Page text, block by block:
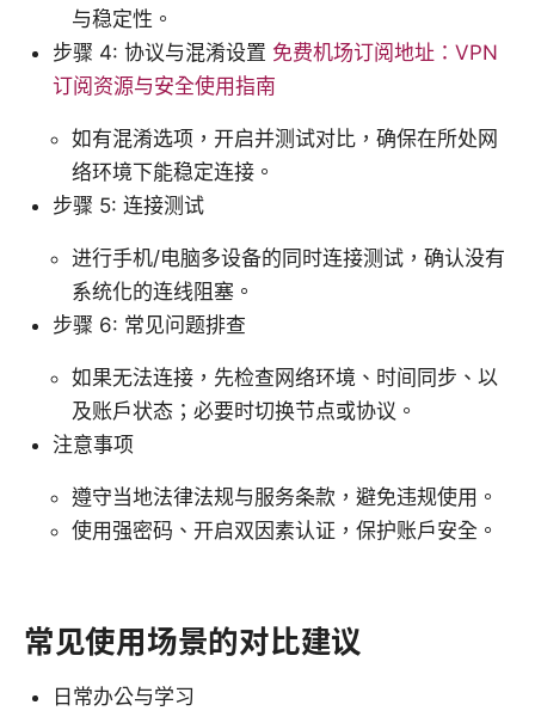
与稳定性。
步骤 4: 协议与混淆设置 免费机场订阅地址：VPN
订阅资源与安全使用指南
如有混淆选项，开启并测试对比，确保在所处网
络环境下能稳定连接。
步骤 5: 连接测试
进行手机/电脑多设备的同时连接测试，确认没有
系统化的连线阻塞。
步骤 6: 常见问题排查
如果无法连接，先检查网络环境、时间同步、以
及账户状态；必要时切换节点或协议。
注意事项
遵守当地法律法规与服务条款，避免违规使用。
使用强密码、开启双因素认证，保护账户安全。
常见使用场景的对比建议
日常办公与学习